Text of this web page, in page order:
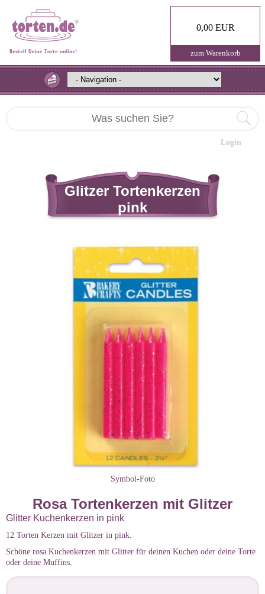
0,00 EUR
zum Warenkorb
Login
Glitzer Tortenkerzen
pink
Symbol-Foto
Rosa Tortenkerzen mit Glitzer
Glitter Kuchenkerzen in pink
12 Torten Kerzen mit Glitzer in pink.
Schöne rosa Kuchenkerzen mit Glitter für deinen Kuchen oder deine Torte
oder deine Muffins.